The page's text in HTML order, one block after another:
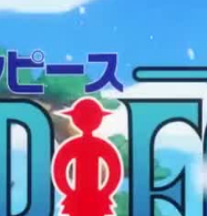
с 1999 года,
сюжет очень
Пис" отлично
ситуации, да и